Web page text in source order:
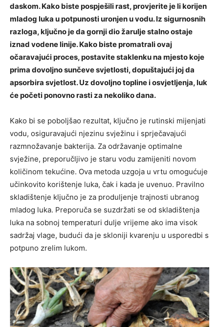
daskom. Kako biste pospješili rast, provjerite je li korijen
mladog luka u potpunosti uronjen u vodu. Iz sigurnosnih
razloga, ključno je da gornji dio žarulje stalno ostaje
iznad vodene linije. Kako biste promatrali ovaj
očaravajući proces, postavite staklenku na mjesto koje
prima dovoljno sunčeve svjetlosti, dopuštajući joj da
apsorbira svjetlost. Uz dovoljno topline i osvjetljenja, luk
će početi ponovno rasti za nekoliko dana.
Kako bi se poboljšao rezultat, ključno je rutinski mijenjati
vodu, osiguravajući njezinu svježinu i sprječavajući
razmnožavanje bakterija. Za održavanje optimalne
svježine, preporučljivo je staru vodu zamijeniti novom
količinom tekućine. Ova metoda uzgoja u vrtu omogućuje
učinkovito korištenje luka, čak i kada je uvenuo. Pravilno
skladištenje ključno je za produljenje trajnosti ubranog
mladog luka. Preporuča se suzdržati se od skladištenja
luka na sobnoj temperaturi dulje vrijeme ako ima visok
sadržaj vlage, budući da je skloniji kvarenju u usporedbi s
potpuno zrelim lukom.